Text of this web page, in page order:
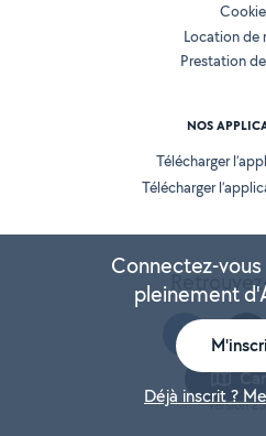
Location de
Prestation
NOS
Télécharger
Télécharger
Version
Connectez-
pleinement
Déjà inscrit ?